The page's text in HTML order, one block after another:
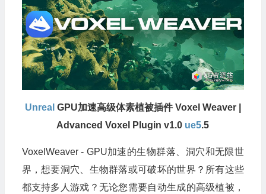
Unreal GPU加速高级体素植被插件 Voxel Weaver |
Advanced Voxel Plugin v1.0 ue5.5
VoxelWeaver - GPU加速的生物群落、洞穴和无限世
界，想要洞穴、生物群落或可破坏的世界？所有这些
都支持多人游戏？无论您需要自动生成的高级植被，